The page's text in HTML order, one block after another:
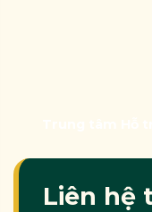
Liên hệ